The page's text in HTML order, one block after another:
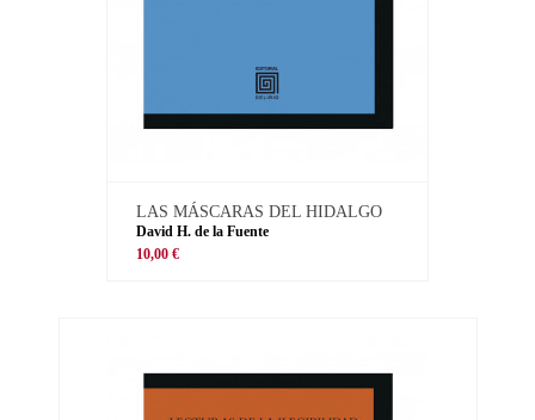
LAS MÁSCARAS DEL HIDALGO
David H. de la Fuente
10,00 €